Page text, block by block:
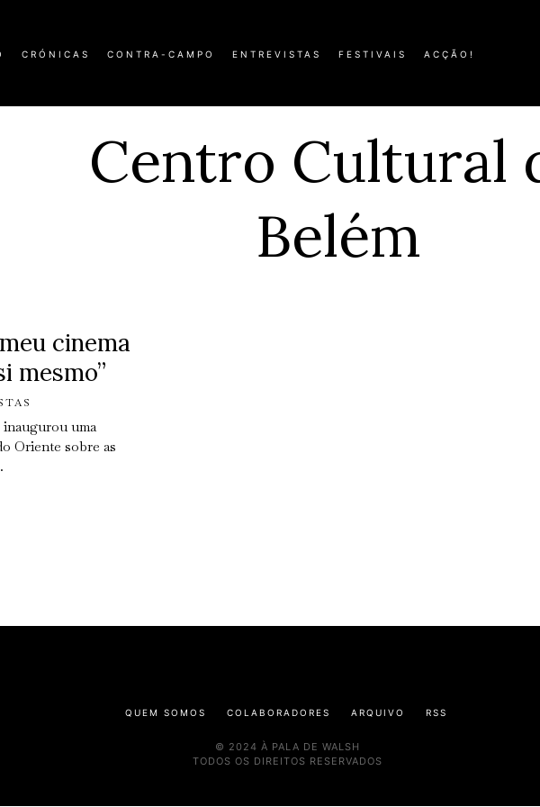
CRÓNICAS CONTRA-CAMPO ENTREVISTAS FESTIVAIS ACÇÃO!
Centro Cultural
Belém
cinema
mesmo”
inaugurou uma
Oriente sobre as
QUEM SOMOS COLABORADORES ARQUIVO RSS
© 2024 À PALA DE WALSH
TODOS OS DIREITOS RESERVADOS